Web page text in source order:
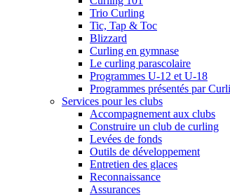
Trio Curling
Tic, Tap & Toc
Blizzard
Curling en gymnase
Le curling parascolaire
Programmes U-12 et U-18
Programmes présentés par
Services pour les clubs
Accompagnement aux clubs
Construire un club de curling
Levées de fonds
Outils de développement
Entretien des glaces
Reconnaissance
Assurances